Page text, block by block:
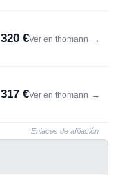
320 €Ver en thomann →
317 €Ver en thomann →
Enlaces de afiliación